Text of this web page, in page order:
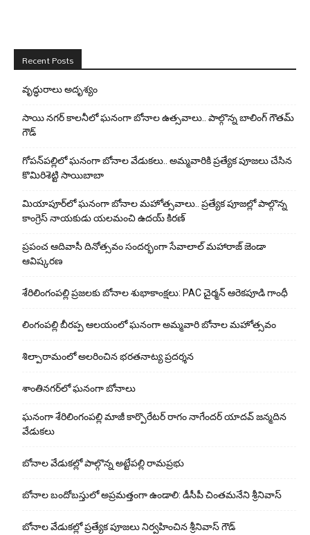
Recent Posts
వృద్ధురాలు అదృశ్యం
సాయి నగర్ కాలనీలో ఘనంగా బోనాల ఉత్సవాలు.. పాల్గొన్న బాలింగ్ గౌతమ్
గౌడ్
గోపన్‌పల్లిలో ఘనంగా బోనాల వేడుకలు.. అమ్మవారికి ప్రత్యేక పూజలు చేసిన
కొమిరిశెట్టి సాయిబాబా
మియాపూర్‌లో ఘనంగా బోనాల మహోత్సవాలు.. ప్రత్యేక పూజల్లో పాల్గొన్న
కాంగ్రెస్ నాయకుడు యలమంచి ఉదయ్ కిరణ్
ప్రపంచ ఆదివాసీ దినోత్సవం సందర్భంగా సేవాలాల్ మహారాజ్ జెండా
ఆవిష్కరణ
శేరిలింగంపల్లి ప్రజలకు బోనాల శుభాకాంక్షలు: PAC చైర్మన్ ఆరెకపూడి గాంధీ
లింగంపల్లి బీరప్ప ఆలయంలో ఘనంగా అమ్మవారి బోనాల మహోత్సవం
శిల్పారామంలో అలరించిన భరతనాట్య ప్రదర్శన
శాంతిన‌గ‌ర్‌లో ఘ‌నంగా బోనాలు
ఘనంగా శేరిలింగంపల్లి మాజీ కార్పొరేటర్ రాగం నాగేందర్ యాదవ్ జన్మదిన
వేడుకలు
బోనాల వేడుక‌ల్లో పాల్గొన్న అట్టేప‌ల్లి రామ‌ప్ర‌భు
బోనాల బందోబస్తులో అప్రమత్తంగా ఉండాలి: డీసీపీ చింతమనేని శ్రీనివాస్‌
బోనాల వేడుకల్లో ప్రత్యేక పూజలు నిర్వహించిన శ్రీనివాస్ గౌడ్